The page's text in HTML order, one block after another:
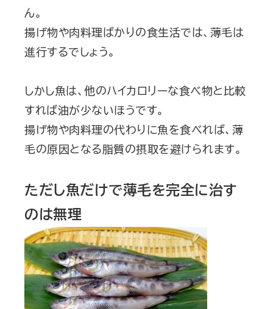
ん。
揚げ物や肉料理ばかりの食生活では、薄毛は
進行するでしょう。
しかし魚は、他のハイカロリーな食べ物と比較
すれば油が少ないほうです。
揚げ物や肉料理の代わりに魚を食べれば、薄
毛の原因となる脂質の摂取を避けられます。
ただし魚だけで薄毛を完全に治す
のは無理